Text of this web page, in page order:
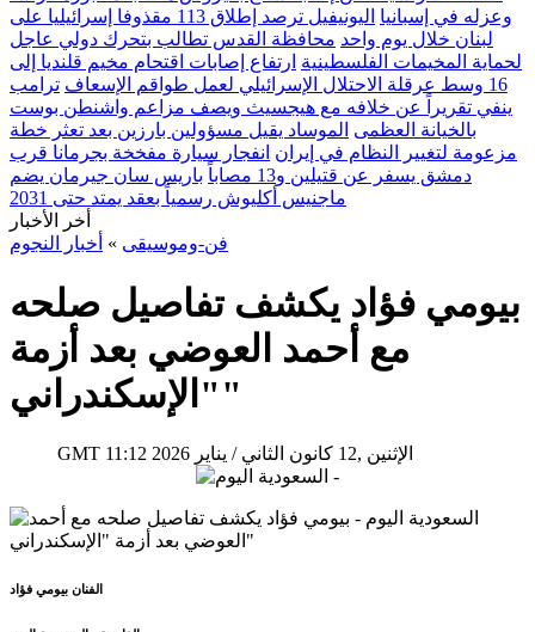
وعزله في إسبانيا
اليونيفيل ترصد إطلاق 113 مقذوفا إسرائيليا على
لبنان خلال يوم واحد محافظة القدس تطالب بتحرك دولي عاجل
لحماية المخيمات الفلسطينية ارتفاع إصابات اقتحام مخيم قلنديا إلى
16 وسط عرقلة الاحتلال الإسرائيلي لعمل طواقم الإسعاف
ترامب
ينفي تقريراً عن خلافه مع هيجسيث ويصف مزاعم واشنطن بوست
بالخيانة العظمى الموساد يقيل مسؤولين بارزين بعد تعثر خطة
مزعومة لتغيير النظام في إيران انفجار سيارة مفخخة بجرمانا قرب
دمشق يسفر عن قتيلين و13 مصاباً
باريس سان جيرمان يضم
ماجنيس أكليوش رسمياً بعقد يمتد حتى 2031
أخر الأخبار
فن-وموسيقى » أخبار النجوم
بيومي فؤاد يكشف تفاصيل صلحه
مع أحمد العوضي بعد أزمة
"الإسكندراني"
GMT 11:12 2026 الإثنين ,12 كانون الثاني / يناير
الفنان بيومي فؤاد